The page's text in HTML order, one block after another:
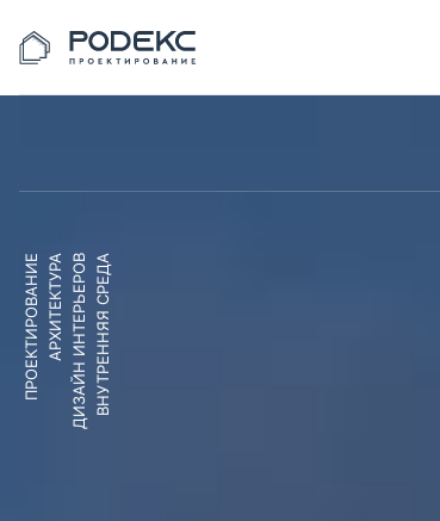
ПРОЕКТИРОВАНИЕАРХИТЕКТУРАДИЗАЙН ИНТЕРЬЕРОВВНУТРЕННЯЯ СРЕДА